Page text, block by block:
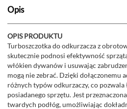
Opis
OPIS PRODUKTU
Turboszczotka do odkurzacza z
skutecznie podnosi efektywność
włókien dywanów i usuwając
mogą nie zebrać. Dzięki dołączonemu
różnych typów odkurzaczy, co pozwala
posiadanego sprzętu. Jest
twardych podłóg, umożliwiając